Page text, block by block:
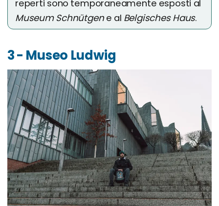
reperti sono temporaneamente esposti al
Museum Schnütgene al Belgisches Haus.
3 - Museo Ludwig